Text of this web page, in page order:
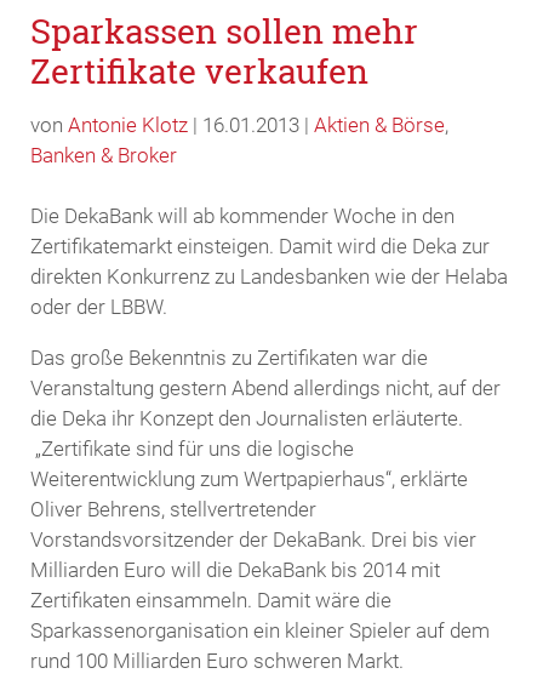
Sparkassen sollen mehr
Zertifikate verkaufen
von Antonie Klotz| 16.01.2013 | Aktien & Börse,
Banken & Broker
Die DekaBank will ab kommender Woche in den
Zertifikatemarkt einsteigen. Damit wird die Deka zur
direkten Konkurrenz zu Landesbanken wie der Helaba
oder der LBBW.
Das große Bekenntnis zu Zertifikaten war die
Veranstaltung gestern Abend allerdings nicht, auf der
die Deka ihr Konzept den Journalisten erläuterte.
„Zertifikate sind für uns die logische
Weiterentwicklung zum Wertpapierhaus“, erklärte
Oliver Behrens, stellvertretender
Vorstandsvorsitzender der DekaBank. Drei bis vier
Milliarden Euro will die DekaBank bis 2014 mit
Zertifikaten einsammeln. Damit wäre die
Sparkassenorganisation ein kleiner Spieler auf dem
rund 100 Milliarden Euro schweren Markt.